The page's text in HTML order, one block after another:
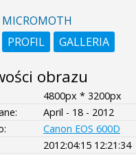
MICROMOTH
PROFIL
GALLERIA
obrazu
4800px * 3200px
April - 18 - 2012
Canon EOS 600D
2012:04:15 12:21:34